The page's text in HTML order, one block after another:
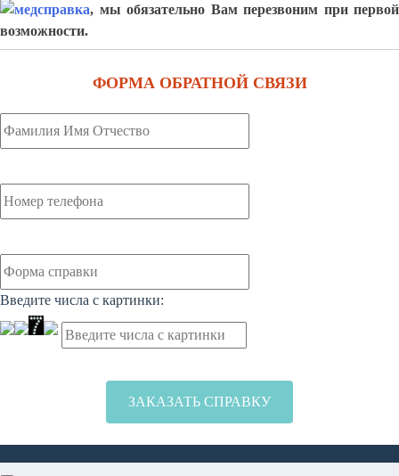
, мы обязательно Вам перезвоним при первой
возможности.
ФОРМА ОБРАТНОЙ СВЯЗИ
Введите числа с картинки: